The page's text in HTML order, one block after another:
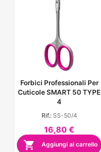
Forbici Professionali Per
Cuticole SMART 50 TYPE
4
Rif.: SS-50/4
16,80 €
 Aggiungi al carrello